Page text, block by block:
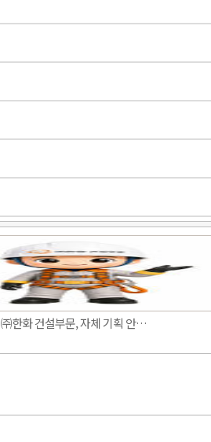
㈜한화 건설부문, 자체 기획 안…